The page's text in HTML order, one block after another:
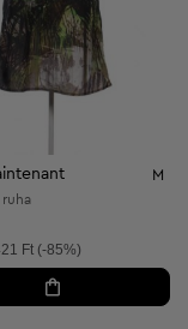
M
ruha
Ft (-85%)